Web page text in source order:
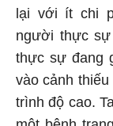
lại với ít chi
người thực
thực sự đang
vào cảnh
trình độ cao.